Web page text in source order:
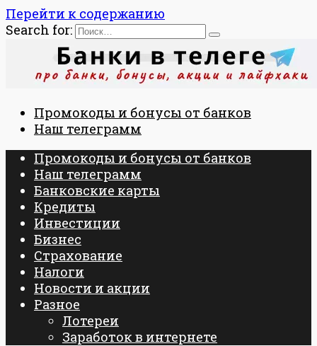
Перейти к содержанию
Search for:
Промокоды и бонусы от банков
Наш телеграмм
Промокоды и бонусы от банков
Наш телеграмм
Банковские карты
Кредиты
Инвестиции
Бизнес
Страхование
Налоги
Новости и акции
Разное
Лотереи
Заработок в интернете